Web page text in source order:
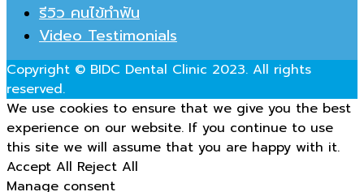
รีวิว คนไข้ทำฟัน
Video Testimonials
Copyright © BIDC Dental Clinic 2023. All rights
reserved.
We use cookies to ensure that we give you the best
experience on our website. If you continue to use
this site we will assume that you are happy with it.
Accept All Reject All
Manage consent